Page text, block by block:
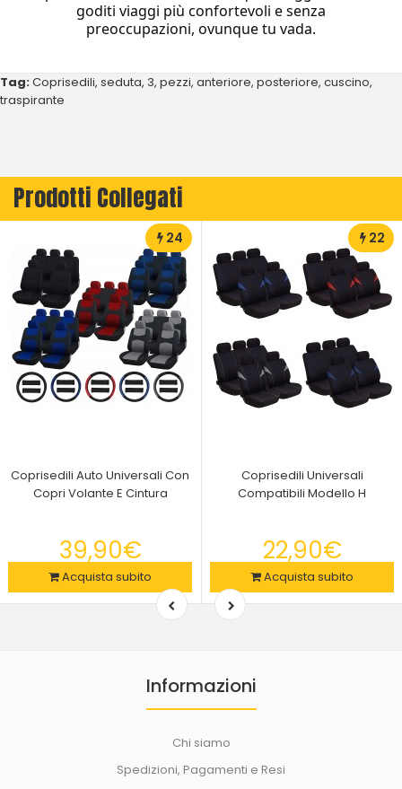
goditi viaggi più confortevoli e senza
preoccupazioni, ovunque tu vada.
Tag:Coprisedili, seduta, 3, pezzi, anteriore, posteriore, cuscino,
traspirante
Prodotti Collegati
24
Coprisedili Auto Universali Con
Copri Volante E Cintura
39,90€
Acquista subito
22
Coprisedili Universali
Compatibili Modello H
22,90€
Acquista subito
Informazioni
Chi siamo
Spedizioni, Pagamenti e Resi